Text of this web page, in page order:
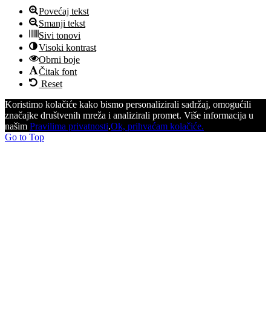
Povećaj tekst
Smanji tekst
Sivi tonovi
Visoki kontrast
Obrni boje
Čitak font
Reset
Koristimo kolačiće kako bismo personalizirali sadržaj, omogućili
značajke društvenih mreža i analizirali promet. Više informacija u
našim Pravilima privatnosti.Ok, prihvaćam kolačiće.
Go to Top